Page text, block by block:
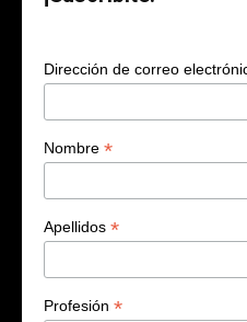
Dirección de correo
Nombre *
Apellidos *
Profesión *